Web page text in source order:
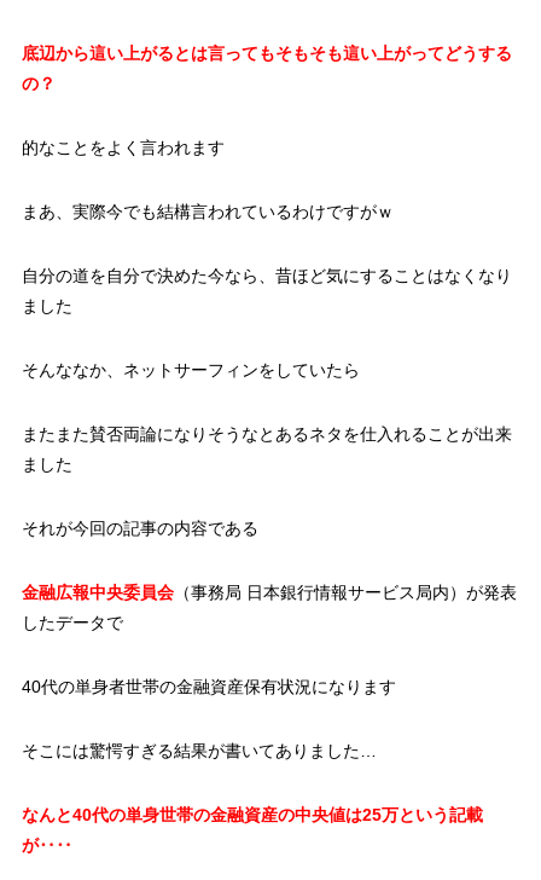
底辺から這い上がるとは言ってもそもそも這い上がってどうする
の？
的なことをよく言われます
まあ、実際今でも結構言われているわけですがｗ
自分の道を自分で決めた今なら、昔ほど気にすることはなくなり
ました
そんななか、ネットサーフィンをしていたら
またまた賛否両論になりそうなとあるネタを仕入れることが出来
ました
それが今回の記事の内容である
金融広報中央委員会（事務局 日本銀行情報サービス局内）が発表
したデータで
40代の単身者世帯の金融資産保有状況になります
そこには驚愕すぎる結果が書いてありました…
なんと40代の単身世帯の金融資産の中央値は25万という記載
が‥‥